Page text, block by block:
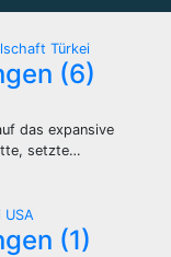
Türkei
(6)
das expansive
setzte…
USA
(1)